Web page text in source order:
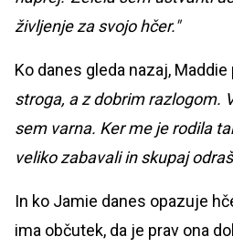
življenje za svojo hčer."
Ko danes gleda nazaj, Maddie
stroga, a z dobrim razlogom.
sem varna. Ker me je rodila
veliko zabavali in skupaj
In ko Jamie danes opazuje
ima občutek, da je prav ona